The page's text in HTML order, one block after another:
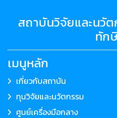
สถาบันวิจัยและนวั
ทัก
เมนูหลัก
เกี่ยวกับสถาบัน
ทุนวิจัยและนวัตกรรม
ศูนย์เครื่องมือกลาง